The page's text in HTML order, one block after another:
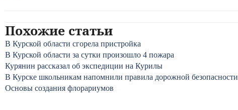
Похожие статьи
В Курской области сгорела пристройка
В Курской области за сутки произошло 4 пожара
Курянин рассказал об экспедиции на Курилы
В Курске школьникам напомнили правила дорожной безопасности
Основы создания флорариумов